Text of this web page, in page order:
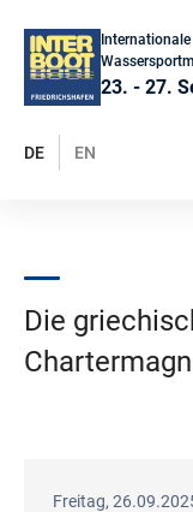
Internationale
23. - 27.
DE EN
Die
Freitag,